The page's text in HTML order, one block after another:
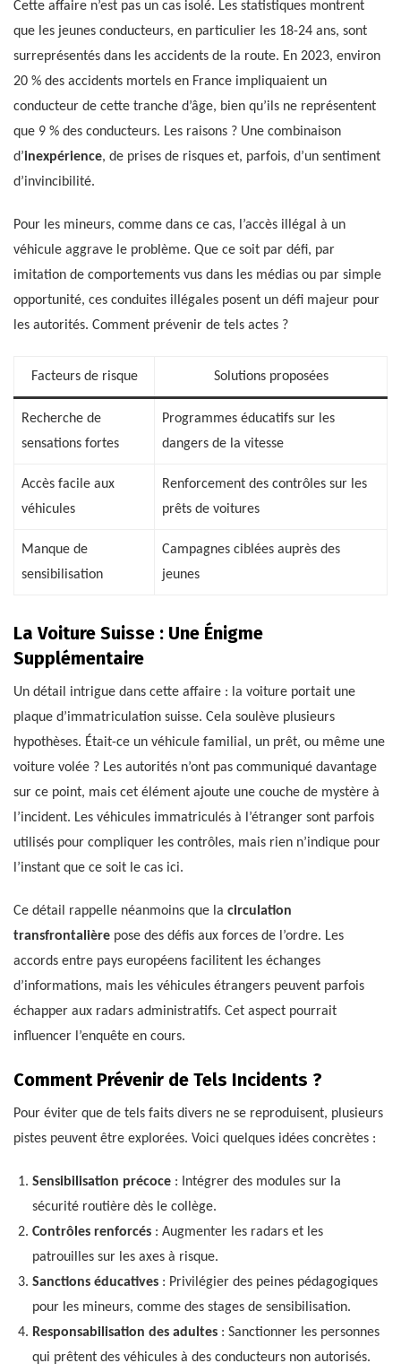
Cette affaire n’est pas un cas isolé. Les statistiques montrent
que les jeunes conducteurs, en particulier les 18-24 ans, sont
surreprésentés dans les accidents de la route. En 2023, environ
20 % des accidents mortels en France impliquaient un
conducteur de cette tranche d’âge, bien qu’ils ne représentent
que 9 % des conducteurs. Les raisons ? Une combinaison
d’inexpérience, de prises de risques et, parfois, d’un sentiment
d’invincibilité.
Pour les mineurs, comme dans ce cas, l’accès illégal à un
véhicule aggrave le problème. Que ce soit par défi, par
imitation de comportements vus dans les médias ou par simple
opportunité, ces conduites illégales posent un défi majeur pour
les autorités. Comment prévenir de tels actes ?
Facteurs de risque Solutions proposées
Recherche de
sensations fortes
Programmes éducatifs sur les
dangers de la vitesse
Accès facile aux
véhicules
Renforcement des contrôles sur les
prêts de voitures
Manque de
sensibilisation
Campagnes ciblées auprès des
jeunes
La Voiture Suisse : Une Énigme
Supplémentaire
Un détail intrigue dans cette affaire : la voiture portait une
plaque d’immatriculation suisse. Cela soulève plusieurs
hypothèses. Était-ce un véhicule familial, un prêt, ou même une
voiture volée ? Les autorités n’ont pas communiqué davantage
sur ce point, mais cet élément ajoute une couche de mystère à
l’incident. Les véhicules immatriculés à l’étranger sont parfois
utilisés pour compliquer les contrôles, mais rien n’indique pour
l’instant que ce soit le cas ici.
Ce détail rappelle néanmoins que la circulation
transfrontalière pose des défis aux forces de l’ordre. Les
accords entre pays européens facilitent les échanges
d’informations, mais les véhicules étrangers peuvent parfois
échapper aux radars administratifs. Cet aspect pourrait
influencer l’enquête en cours.
Comment Prévenir de Tels Incidents ?
Pour éviter que de tels faits divers ne se reproduisent, plusieurs
pistes peuvent être explorées. Voici quelques idées concrètes :
Sensibilisation précoce: Intégrer des modules sur la
sécurité routière dès le collège.
Contrôles renforcés: Augmenter les radars et les
patrouilles sur les axes à risque.
Sanctions éducatives: Privilégier des peines pédagogiques
pour les mineurs, comme des stages de sensibilisation.
Responsabilisation des adultes: Sanctionner les personnes
qui prêtent des véhicules à des conducteurs non autorisés.